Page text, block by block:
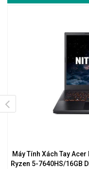
Máy Tính Xách Tay
Ryzen 5-7640HS/16GB